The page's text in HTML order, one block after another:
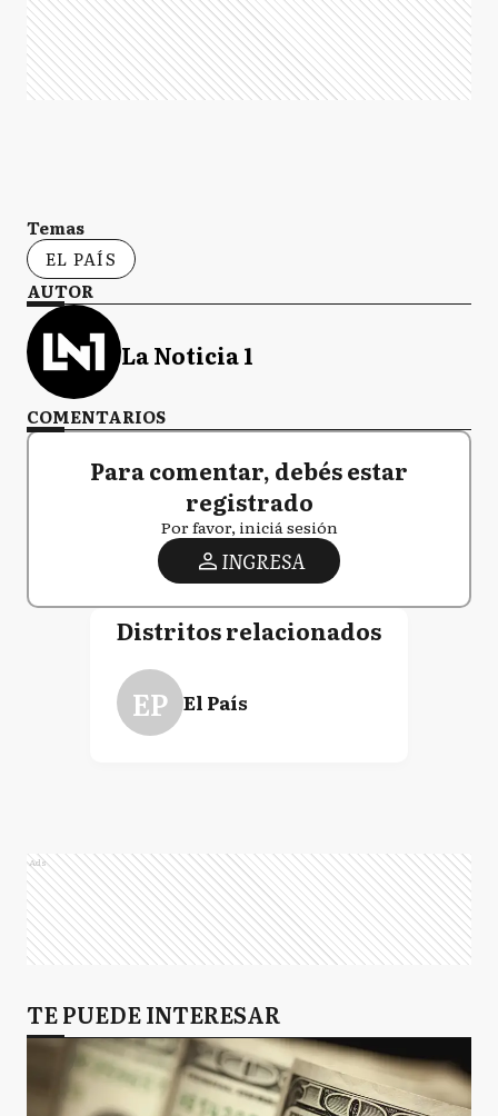
Temas
EL PAÍS
AUTOR
La Noticia 1
COMENTARIOS
Para comentar, debés estar
registrado
Por favor, iniciá sesión
INGRESA
Distritos relacionados
EP El País
Ads
TE PUEDE INTERESAR